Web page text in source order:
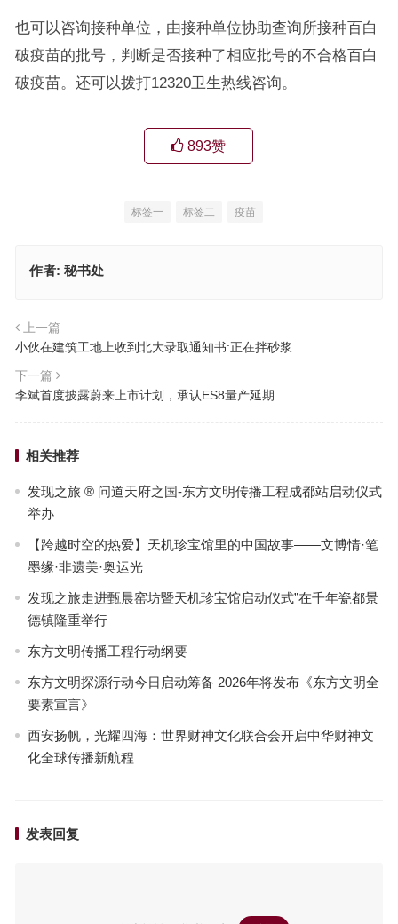
也可以咨询接种单位，由接种单位协助查询所接种百白
破疫苗的批号，判断是否接种了相应批号的不合格百白
破疫苗。还可以拨打12320卫生热线咨询。
893赞
标签一 标签二 疫苗
作者: 秘书处
上一篇
小伙在建筑工地上收到北大录取通知书:正在拌砂浆
下一篇
李斌首度披露蔚来上市计划，承认ES8量产延期
相关推荐
发现之旅 ® 问道天府之国-东方文明传播工程成都站启动仪式
举办
【跨越时空的热爱】天机珍宝馆里的中国故事——文博情·笔
墨缘·非遗美·奥运光
发现之旅走进甄晨窑坊暨天机珍宝馆启动仪式”在千年瓷都景
德镇隆重举行
东方文明传播工程行动纲要
东方文明探源行动今日启动筹备 2026年将发布《东方文明全
要素宣言》
西安扬帆，光耀四海：世界财神文化联合会开启中华财神文
化全球传播新航程
发表回复